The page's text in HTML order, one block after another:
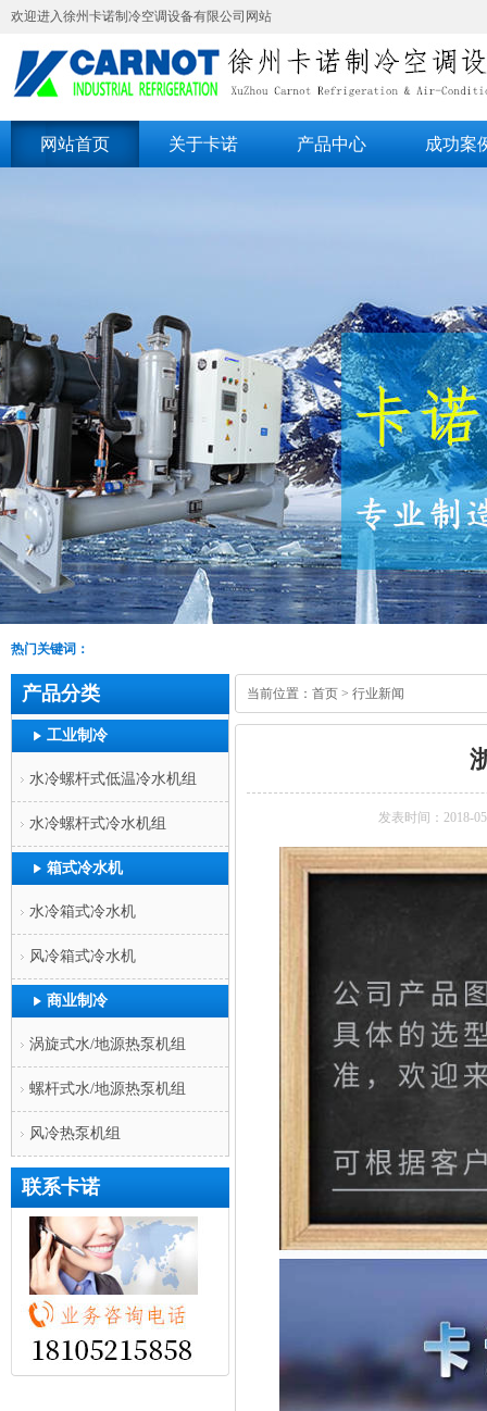
欢迎进入徐州卡诺制冷空调设备有限公司网站
网站首页 关于卡诺 产品中心 成功案
热门关键词：
产品分类
工业制冷
水冷螺杆式低温冷水机组
水冷螺杆式冷水机组
箱式冷水机
水冷箱式冷水机
风冷箱式冷水机
商业制冷
涡旋式水/地源热泵机组
螺杆式水/地源热泵机组
风冷热泵机组
联系卡诺
当前位置： 首页 > 行业新闻
发表时间：2018-